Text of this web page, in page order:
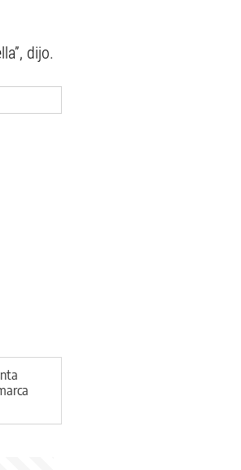
dijo.
en